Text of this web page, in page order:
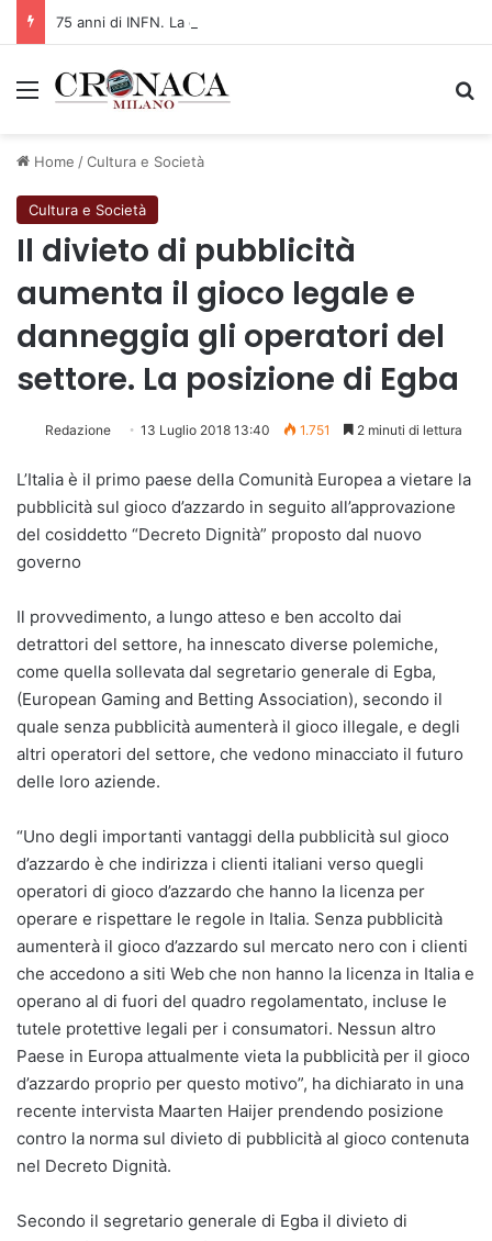
Menu
Home /Cultura e Società
Cultura e Società
Il divieto di pubblicità
aumenta il gioco legale e
danneggia gli operatori del
settore. La posizione di Egba
Redazione 13 Luglio 2018 13:40 1.751 2 minuti di lettura
L’Italia è il primo paese della Comunità Europea a vietare la
pubblicità sul gioco d’azzardo in seguito all’approvazione
del cosiddetto “Decreto Dignità” proposto dal nuovo
governo
Il provvedimento, a lungo atteso e ben accolto dai
detrattori del settore, ha innescato diverse polemiche,
come quella sollevata dal segretario generale di Egba,
(European Gaming and Betting Association), secondo il
quale senza pubblicità aumenterà il gioco illegale, e degli
altri operatori del settore, che vedono minacciato il futuro
delle loro aziende.
“Uno degli importanti vantaggi della pubblicità sul gioco
d’azzardo è che indirizza i clienti italiani verso quegli
operatori di gioco d’azzardo che hanno la licenza per
operare e rispettare le regole in Italia. Senza pubblicità
aumenterà il gioco d’azzardo sul mercato nero con i clienti
che accedono a siti Web che non hanno la licenza in Italia e
operano al di fuori del quadro regolamentato, incluse le
tutele protettive legali per i consumatori. Nessun altro
Paese in Europa attualmente vieta la pubblicità per il gioco
d’azzardo proprio per questo motivo”, ha dichiarato in una
recente intervista Maarten Haijer prendendo posizione
contro la norma sul divieto di pubblicità al gioco contenuta
nel Decreto Dignità.
Secondo il segretario generale di Egba il divieto di